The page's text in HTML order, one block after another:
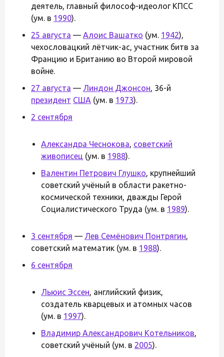
деятель, главный философ-идеолог КПСС
(ум. в 1990).
25 августа — Алоис Вашатко (ум. 1942),
чехословацкий лётчик-ас, участник битв за
Францию и Британию во Второй мировой
войне.
27 августа — Линдон Джонсон, 36-й
президент США (ум. в 1973).
2 сентября
Александра Чеснокова, советский
живописец (ум. в 1988).
Валентин Петрович Глушко, крупнейший
советский учёный в области ракетно-
космической техники, дважды Герой
Социалистического Труда (ум. в 1989).
3 сентября — Лев Семёнович Понтрягин,
советский математик (ум. в 1988).
6 сентября
Льюис Эссен, английский физик,
создатель кварцевых и атомных часов
(ум. в 1997).
Владимир Александрович Котельников,
советский учёный (ум. в 2005).